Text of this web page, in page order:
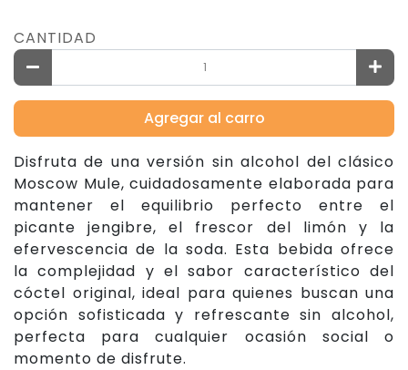
CANTIDAD
Agregar al carro
Disfruta de una versión sin alcohol del clásico
Moscow Mule, cuidadosamente elaborada para
mantener el equilibrio perfecto entre el
picante jengibre, el frescor del limón y la
efervescencia de la soda. Esta bebida ofrece
la complejidad y el sabor característico del
cóctel original, ideal para quienes buscan una
opción sofisticada y refrescante sin alcohol,
perfecta para cualquier ocasión social o
momento de disfrute.